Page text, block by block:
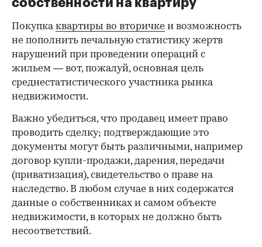
собственности на квартиру
Покупкаквартиры во вторичке и возможность
не пополнить печальную статистику жертв
нарушений при проведении операций с
жильем — вот, пожалуй, основная цель
среднестатистического участника рынка
недвижимости.
Важно убедиться, что продавец имеет право
проводить сделку; подтверждающие это
документы могут быть различными, например
договор купли-продажи, дарения, передачи
(приватизация), свидетельство о праве на
наследство. В любом случае в них содержатся
данные о собственниках и самом объекте
недвижимости, в которых не должно быть
несоответствий.